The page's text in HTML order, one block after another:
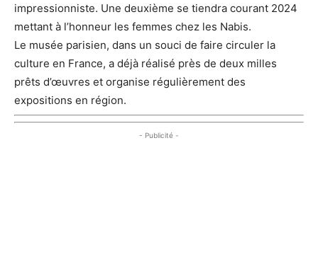
impressionniste. Une deuxième se tiendra courant 2024
mettant à l’honneur les femmes chez les Nabis.
Le musée parisien, dans un souci de faire circuler la
culture en France, a déjà réalisé près de deux milles
prêts d’œuvres et organise régulièrement des
expositions en région.
- Publicité -